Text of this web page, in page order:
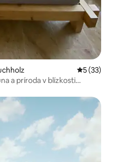
5 (33)
a príroda v blízkosti